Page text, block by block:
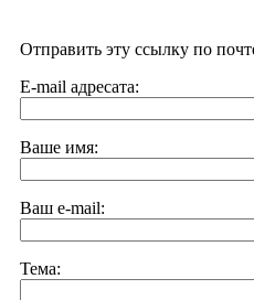
Отправить эту ссылку по
E-mail адресата:
Ваше имя:
Ваш e-mail:
Тема: